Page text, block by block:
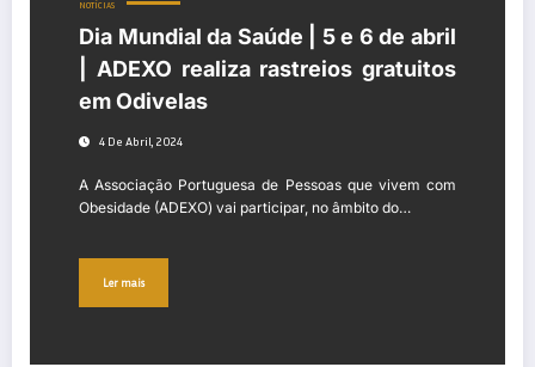
NOTÍCIAS
Dia Mundial da Saúde | 5 e 6 de abril
| ADEXO realiza rastreios gratuitos
em Odivelas
4 De Abril, 2024
A Associação Portuguesa de Pessoas que vivem com
Obesidade (ADEXO) vai participar, no âmbito do…
Ler mais